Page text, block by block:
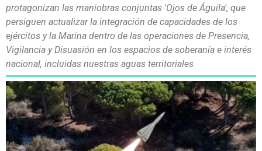
protagonizan las maniobras conjuntas 'Ojos de Águila', que
persiguen actualizar la integración de capacidades de los
ejércitos y la Marina dentro de las operaciones de Presencia,
Vigilancia y Disuasión en los espacios de soberanía e interés
nacional, incluidas nuestras aguas territoriales